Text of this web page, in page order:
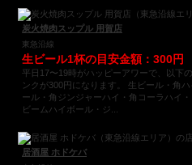
炭火焼肉スップル 用賀店
東急沿線
生ビール1杯の目安金額：300円
平日17〜19時がハッピーアワーで、以下
ンクが300円になります。 生ビール・角ハ
ール・角ジンジャーハイ・角コーラハイ・
ビームハイボール・ジ...
居酒屋 ホドケバ